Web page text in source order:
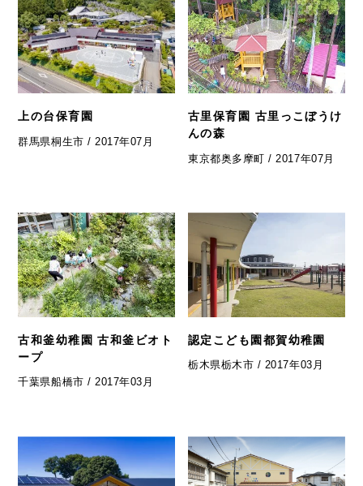
上の台保育園
群馬県桐生市 / 2017年07月
古里保育園 古里っこぼうけ
んの森
東京都奥多摩町 / 2017年07月
古和釜幼稚園 古和釜ビオト
ープ
千葉県船橋市 / 2017年03月
認定こども園都賀幼稚園
栃木県栃木市 / 2017年03月